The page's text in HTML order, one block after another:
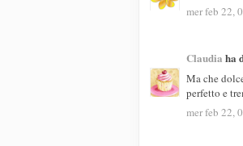
mer feb 22,
Claudia ha
Ma che
perfetto e
mer feb 22,